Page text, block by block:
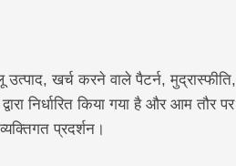
खर्च करने वाले पैटर्न, मुद्रास्फीति,
निर्धारित किया गया है और आम तौर पर
प्रदर्शन।